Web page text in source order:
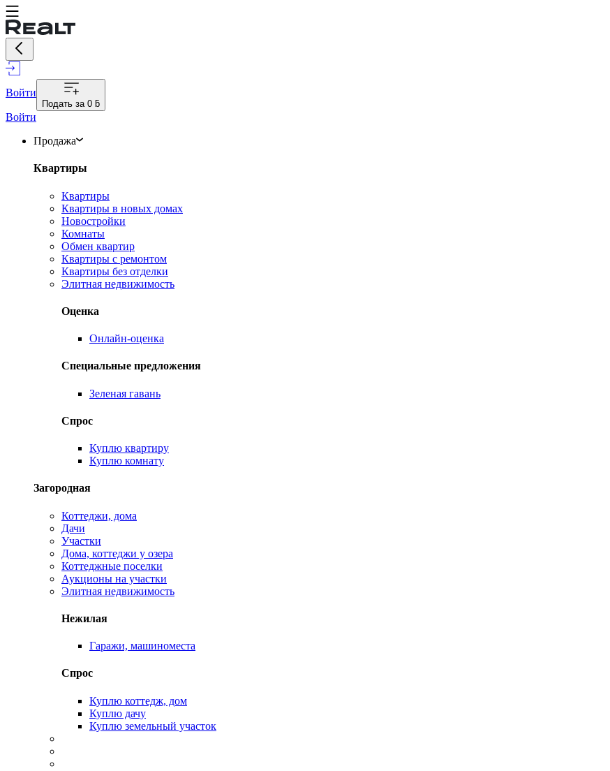
Войти
Подать за 0 ƃ
Войти
Продажа
Квартиры
Квартиры
Квартиры в новых домах
Новостройки
Комнаты
Обмен квартир
Квартиры с ремонтом
Квартиры без отделки
Элитная недвижимость
Оценка
Онлайн-оценка
Специальные предложения
Зеленая гавань
Спрос
Куплю квартиру
Куплю комнату
Загородная
Коттеджи, дома
Дачи
Участки
Дома, коттеджи у озера
Коттеджные поселки
Аукционы на участки
Элитная недвижимость
Нежилая
Гаражи, машиноместа
Спрос
Куплю коттедж, дом
Куплю дачу
Куплю земельный участок